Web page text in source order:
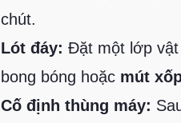
chút.
Lót đáy: Đặt một lớp vật
bong bóng hoặc mút
Cố định thùng máy: